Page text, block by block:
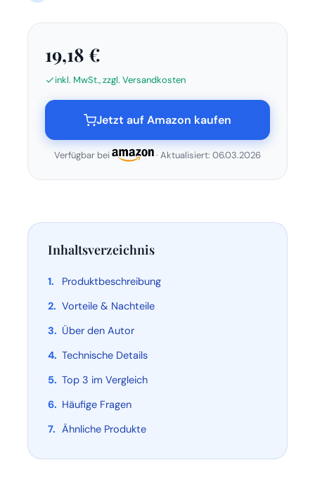
19,18 €
inkl. MwSt., zzgl. Versandkosten
Jetzt auf Amazon kaufen
Verfügbar bei · Aktualisiert: 06.03.2026
Inhaltsverzeichnis
Produktbeschreibung
Vorteile & Nachteile
Über den Autor
Technische Details
Top 3 im Vergleich
Häufige Fragen
Ähnliche Produkte